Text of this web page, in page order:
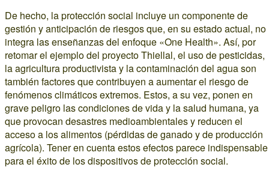
De hecho, la protección social incluye un componente de
gestión y anticipación de riesgos que, en su estado actual, no
integra las enseñanzas del enfoque «One Health». Así, por
retomar el ejemplo del proyecto Thiellal, el uso de pesticidas,
la agricultura productivista y la contaminación del agua son
también factores que contribuyen a aumentar el riesgo de
fenómenos climáticos extremos. Estos, a su vez, ponen en
grave peligro las condiciones de vida y la salud humana, ya
que provocan desastres medioambientales y reducen el
acceso a los alimentos (pérdidas de ganado y de producción
agrícola). Tener en cuenta estos efectos parece indispensable
para el éxito de los dispositivos de protección social.